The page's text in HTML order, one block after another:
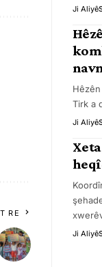
RE
Ji Aliyê
Tirk a
Ji Aliyê
Ji Aliyê